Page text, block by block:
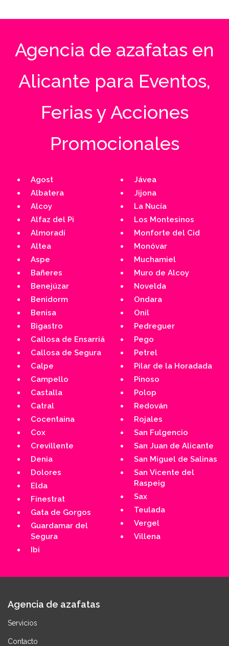
Agencia de azafatas en
Alicante para Eventos,
Ferias y Acciones
Promocionales
Agost
Albatera
Alcoy
Alfaz del Pi
Almoradí
Altea
Aspe
Bañeres
Benejúzar
Benidorm
Benisa
Bigastro
Callosa de Ensarriá
Callosa de Segura
Calpe
Campello
Castalla
Catral
Cocentaina
Cox
Crevillente
Denia
Dolores
Elda
Finestrat
Gata de Gorgos
Guardamar del
Segura
Ibi
Jávea
Jijona
La Nucía
Los Montesinos
Monforte del Cid
Monóvar
Muchamiel
Muro de Alcoy
Novelda
Ondara
Onil
Pedreguer
Pego
Petrel
Pilar de la Horadada
Pinoso
Polop
Redován
Rojales
San Fulgencio
San Juan de Alicante
San Miguel de Salinas
San Vicente del
Raspeig
Sax
Teulada
Vergel
Villena
Agencia de azafatas
Servicios
Contacto